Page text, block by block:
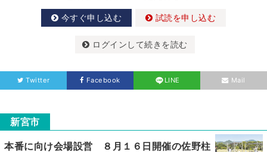
今すぐ申し込む 試読を申し込む
ログインして続きを読む
Twitter Facebook LINE Mail
新宮市
本番に向け会場設営 ８月１６日開催の佐野柱